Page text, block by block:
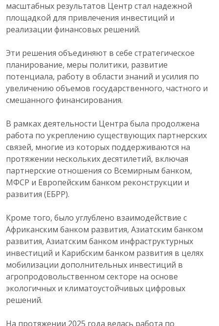
масштабных результатов Центр стал надежной
площадкой для привлечения инвестиций и
реализации финансовых решений.
Эти решения объединяют в себе стратегическое
планирование, меры политики, развитие
потенциала, работу в области знаний и усилия по
увеличению объемов государственного, частного и
смешанного финансирования.
В рамках деятельности Центра была продолжена
работа по укреплению существующих партнерских
связей, многие из которых поддерживаются на
протяжении нескольких десятилетий, включая
партнерские отношения со Всемирным банком,
МФСР и Европейским банком реконструкции и
развития (ЕБРР).
Кроме того, было углублено взаимодействие с
Африканским банком развития, Азиатским банком
развития, Азиатским банком инфраструктурных
инвестиций и Карибским банком развития в целях
мобилизации дополнительных инвестиций в
агропродовольственном секторе на основе
экологичных и климатоустойчивых цифровых
решений.
На протяжении 2025 года велась работа по